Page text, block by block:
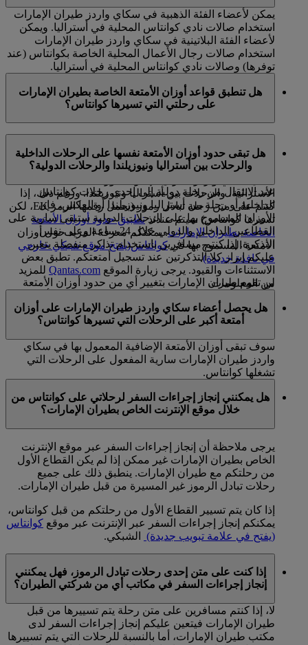
يمكن لأعضاء الفئة الذهبية في سكاي واردز طيران الإمارات
استخدام صالات نادي كوانتاس المحلية في أستراليا. ويمكن
لأعضاء الفئة البلاتينية في سكاي واردز طيران الإمارات
استخدام صالات رجال الأعمال المحلية الخاصة بكوانتاس (عند
توفرها) وصالات نادي كوانتاس المحلية في أستراليا.
هل تنطبق قواعد أوزان الأمتعة الخاصة بطيران الإمارات
على رحلتي التي تسيرها كوانتاس؟
سوف تطبق حدود أوزان الأمتعة الخاصة بكوانتاس. يشمل ذلك
الرحلات التي تحمل الرمز QF المشتراة من خلال استبدال
الأسترالية، والرحلات بين أستراليا ونيوزيلندا. ورغم ذلك، إذا
كنتم على متن رحلة تبادل رموز (يحمل رقمها الرمز EK، لكن
تسيرها كوانتاس) سيتم عندئذتطبيق حدود أوزان الأمتعة
الخاصة بطيران الإمارات. يمكنكم معرفة المزيد حول أوزان
الأمتعة المسموح بها فيكوانتاس(يفتح موقع شبكي خارجي
في نافذة جديدة).
لن تقوم طيران الإمارات بتغيير أي من حدود أوزان الأمتعة
بالمعدات الرياضية.
هل تبقى حدود أوزان الأمتعة نفسها على الرحلات الداخلية
والرحلات بين أستراليا ونيوزيلندا والرحلات الدولية؟
عند الانتقال من رحلة دولية إلى إحدى رحلات كوانتاس
الداخلية أو رحلة بين أستراليا ونيوزيلندا أو العكس، فإن
الأوزان المسموح بها على الرحلات الدولية ستبقى سارية على
القطاعين الداخلي والدولي خلال 24 ساعة وعلى نفس
التذكرة. إذا كنتم مسافرين باستخدام تذاكر منفصلة يتعين
عليكم إبراز كلا التذكرتين عند تسجيل أمتعتكم. تطبق بعض
الاستثناءات والقيود. يرجى زيارة الموقع Qantas.com للمزيد
من المعلومات.
هل يحصل أعضاء سكاي واردز طيران الإمارات على أوزان
أمتعة أكبر على الرحلات التي تسيرها كوانتاس؟
سوف تبقى أوزان الأمتعة الإضافية المعمول بها في سكاي
واردز طيران الإمارات سارية المفعول على الرحلات التي
تشغلها كوانتاس.
هل يمكنني إنجاز إجراءات السفر لرحلاتي على كوانتاس من
خلال موقع الإنترنت الخاص بطيران الإمارات؟
يرجى ملاحظة أن إنجاز إجراءات السفر عبر موقع الإنترنت
الخاص بطيران الإمارات غير ممكن إذا لم يكن القطاع الأول
من رحلتكم مع طيران الإمارات. ينطبق ذلك على جميع
رحلات تبادل الرموز غير المسيرة من قبل طيران الإمارات.
إذا كان يتم تسيير القطاع الأول من رحلتكم من قبل كوانتاس،
يمكنكم إنجاز إجراءات السفر عبر الإنترنت عبر موقع كوانتاس
(يفتح في علامة تبويب جديدة)
الشبكي.
إذا كنت على متن إحدى رحلات تبادل الرموز، فهل يمكنني
إنجاز إجراءات السفر في مكاتب أي من شركتي الطيران؟
لا، إذا كنتم مسافرين على متن رحلة يتم تسييرها من قبل
طيران الإمارات فيتعين عليكم إنجاز إجراءات السفر لدى
مكتب طيران الإمارات، أما بالنسبة للرحلات التي يتم تسييرها